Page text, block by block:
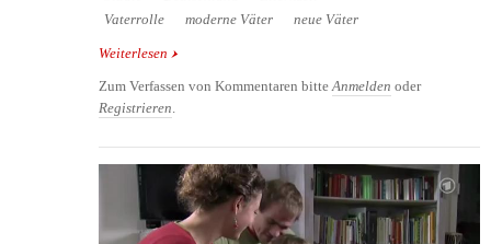
Vaterrolle
moderne Väter neue Väter
Weiterlesen über Ost-Väter ticken anders: Moderne Väter im
Zum Verfassen von Kommentaren bitteAnmelden oder
Registrieren.